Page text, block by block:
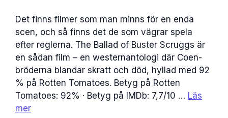
Det finns filmer som man minns för en enda
scen, och så finns det de som vägrar spela
efter reglerna. The Ballad of Buster Scruggs är
en sådan film – en westernantologi där Coen-
bröderna blandar skratt och död, hyllad med 92
% på Rotten Tomatoes. Betyg på Rotten
Tomatoes: 92% · Betyg på IMDb: 7,7/10 … Läs
mer